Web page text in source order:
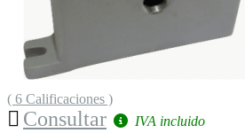
( 6 Calificaciones )
Consultar IVA incluido